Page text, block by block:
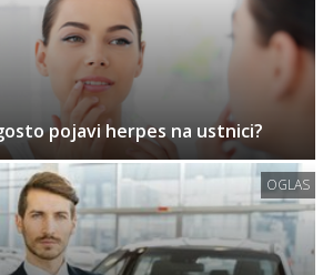
pojavi herpes na ustnici?
OGLAS